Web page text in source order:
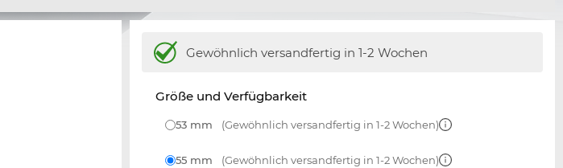
Gewöhnlich versandfertig in 1-2 Wochen
Größe und Verfügbarkeit
53 mm (Gewöhnlich versandfertig in 1-2 Wochen)
55 mm (Gewöhnlich versandfertig in 1-2 Wochen)